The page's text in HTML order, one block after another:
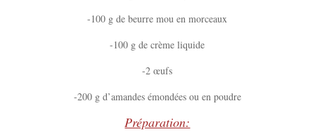
-100 g de beurre mou en morceaux
-100 g de crème liquide
-2 œufs
-200 g d’amandes émondées ou en poudre
Préparation: